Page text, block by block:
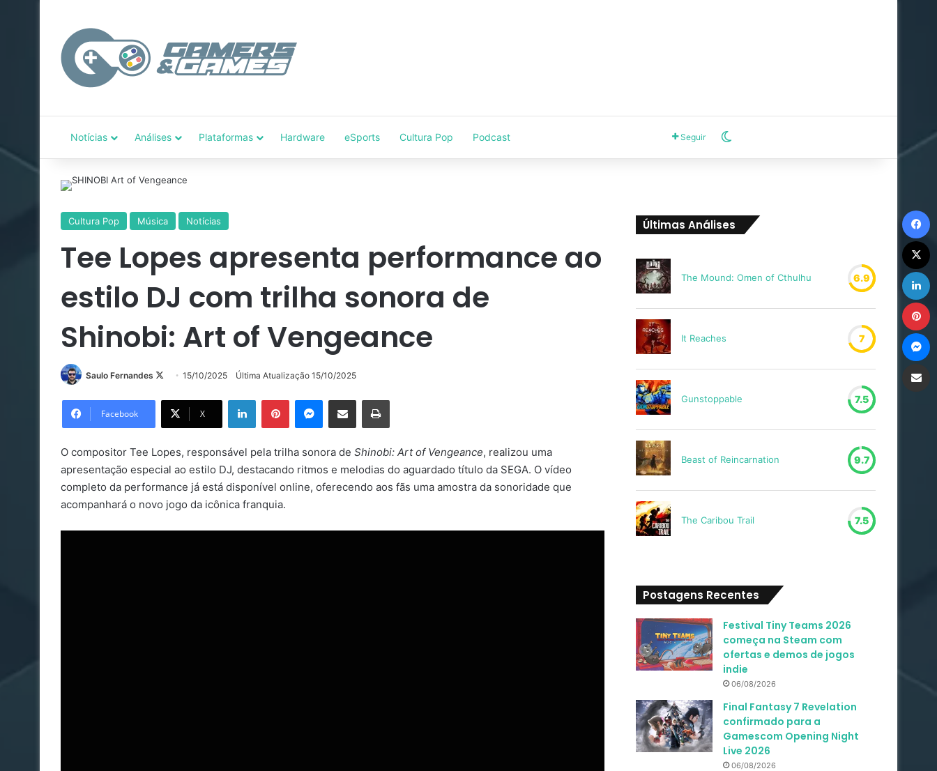
Notícias Análises Plataformas Hardware eSports Cultura Pop Podcast Seguir
Cultura Pop Música Notícias
Tee Lopes apresenta performance ao
estilo DJ com trilha sonora de
Shinobi: Art of Vengeance
Saulo Fernandes
Follow15/10/2025 Última Atualização 15/10/2025
Facebook X
LinkedinPinterestMessenger
Compartilhar via e-mail Imprimir
O compositor Tee Lopes, responsável pela trilha sonora de Shinobi: Art of Vengeance, realizou uma
apresentação especial ao estilo DJ, destacando ritmos e melodias do aguardado título da SEGA. O vídeo
completo da performance já está disponível online, oferecendo aos fãs uma amostra da sonoridade que
acompanhará o novo jogo da icônica franquia.
Últimas Análises
The Mound: Omen of Cthulhu 6.9
It Reaches 7
Gunstoppable 7.5
Beast of Reincarnation 9.7
The Caribou Trail 7.5
Postagens Recentes
Festival Tiny Teams 2026
começa na Steam com
ofertas e demos de jogos
indie
06/08/2026
Final Fantasy 7 Revelation
confirmado para a
Gamescom Opening Night
Live 2026
06/08/2026